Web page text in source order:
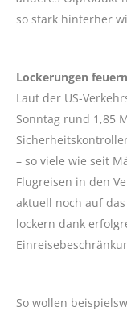
so stark hinterher
Lockerungen
Laut der US-
Sonntag rund 1,85
– so viele wie seit
Flugreisen in den
aktuell noch auf
lockern dank
So wollen